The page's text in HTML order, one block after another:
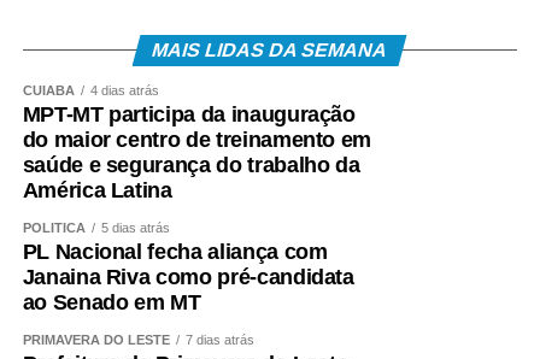
MAIS LIDAS DA SEMANA
CUIABÁ 4 dias atrás
MPT-MT participa da inauguração
do maior centro de treinamento em
saúde e segurança do trabalho da
América Latina
POLÍTICA 5 dias atrás
PL Nacional fecha aliança com
Janaina Riva como pré-candidata
ao Senado em MT
PRIMAVERA DO LESTE 7 dias atrás